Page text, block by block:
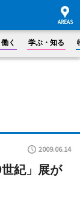
く 学ぶ・知る
2009.06.14
紀」展が